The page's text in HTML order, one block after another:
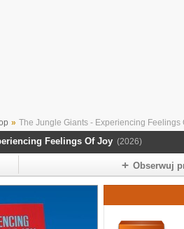
» The Jungle Giants - Experiencing Feelings
Feelings Of Joy (2026)
Obserwuj